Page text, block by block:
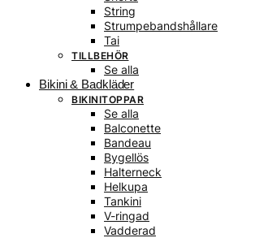
String
Strumpebandshållare
Tai
TILLBEHÖR
Se alla
Bikini & Badkläder
BIKINITOPPAR
Se alla
Balconette
Bandeau
Bygellös
Halterneck
Helkupa
Tankini
V-ringad
Vadderad